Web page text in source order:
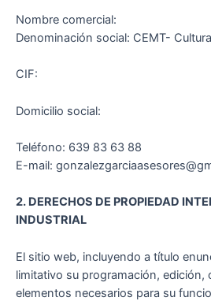
Nombre comercial:
Denominación social: CEMT-
CIF:
Domicilio social:
Teléfono: 639 83 63 88
E-mail:
2. DERECHOS DE PROPIEDAD
INDUSTRIAL
El sitio web, incluyendo a título
limitativo su programación, edición,
elementos necesarios para su